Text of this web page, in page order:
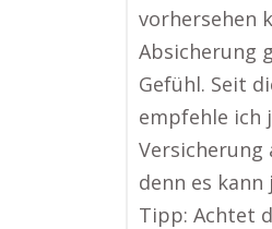
vorhersehen
Absicherung
Gefühl. Seit
empfehle ich
Versicherung
denn es
Tipp: Achtet